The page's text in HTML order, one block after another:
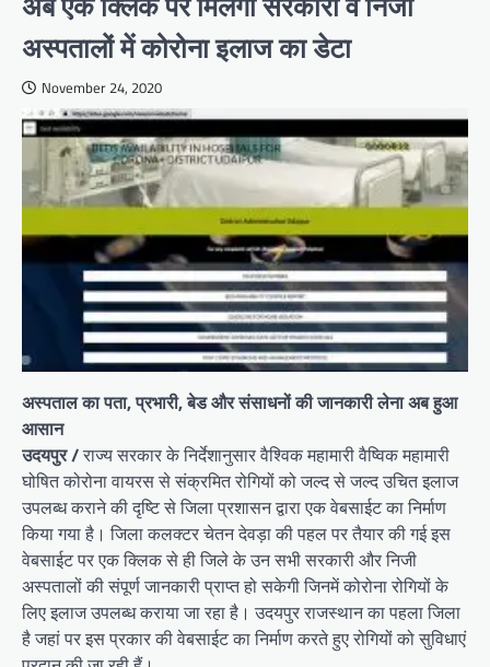
अस्पतालों में कोरोना इलाज का डेटा
November 24, 2020
अस्पताल का पता, प्रभारी, बेड और संसाधनों की जानकारी लेना अब हुआ
आसान
उदयपुर /राज्य सरकार के निर्देशानुसार वैश्विक महामारी वैष्विक महामारी
घोषित कोरोना वायरस से संक्रमित रोगियों को जल्द से जल्द उचित इलाज
उपलब्ध कराने की दृष्टि से जिला प्रशासन द्वारा एक वेबसाईट का निर्माण
किया गया है। जिला कलक्टर चेतन देवड़ा की पहल पर तैयार की गई इस
वेबसाईट पर एक क्लिक से ही जिले के उन सभी सरकारी और निजी
अस्पतालों की संपूर्ण जानकारी प्राप्त हो सकेगी जिनमें कोरोना रोगियों के
लिए इलाज उपलब्ध कराया जा रहा है। उदयपुर राजस्थान का पहला जिला
है जहां पर इस प्रकार की वेबसाईट का निर्माण करते हुए रोगियों को सुविधाएं